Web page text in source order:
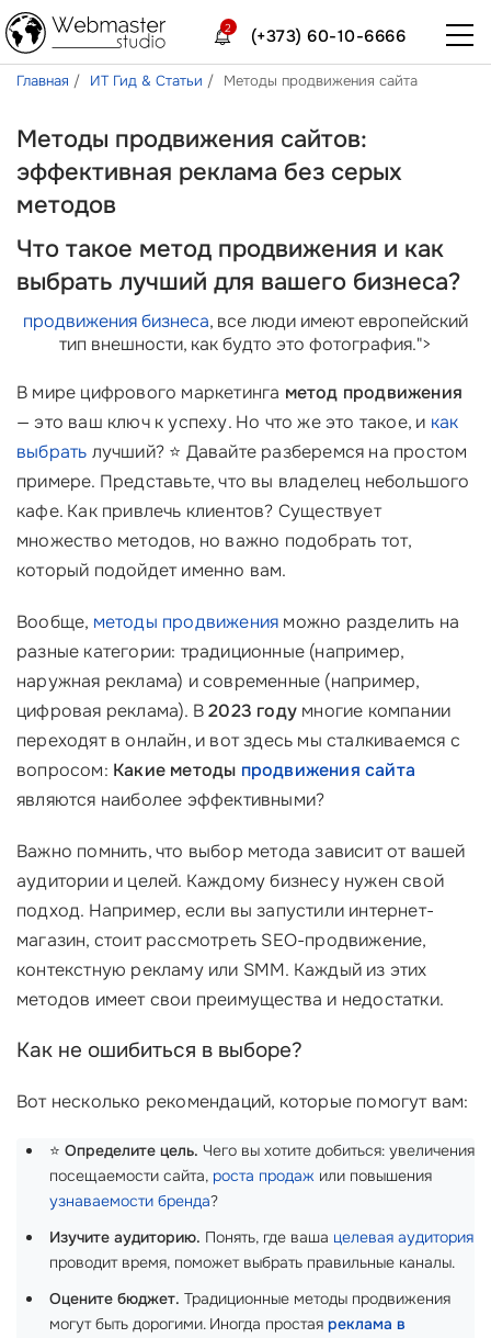
(+373) 60-10-6666
2
Главная ИТ Гид & Статьи Методы продвижения сайта
Методы продвижения сайтов:
эффективная реклама без серых
методов
Что такое метод продвижения и как
выбрать лучший для вашего бизнеса?
продвижения бизнеса, все люди имеют европейский
тип внешности, как будто это фотография.">
В мире цифрового маркетинга метод продвижения
— это ваш ключ к успеху. Но что же это такое, и как
выбрать лучший? ⭐ Давайте разберемся на простом
примере. Представьте, что вы владелец небольшого
кафе. Как привлечь клиентов? Существует
множество методов, но важно подобрать тот,
который подойдет именно вам.
Вообще, методы продвижения можно разделить на
разные категории: традиционные (например,
наружная реклама) и современные (например,
цифровая реклама). В2023 году многие компании
переходят в онлайн, и вот здесь мы сталкиваемся с
вопросом: Какие методы продвижения сайта
являются наиболее эффективными?
Важно помнить, что выбор метода зависит от вашей
аудитории и целей. Каждому бизнесу нужен свой
подход. Например, если вы запустили интернет-
магазин, стоит рассмотреть SEO-продвижение,
контекстную рекламу или SMM. Каждый из этих
методов имеет свои преимущества и недостатки.
Как не ошибиться в выборе?
Вот несколько рекомендаций, которые помогут вам:
⭐ Определите цель. Чего вы хотите добиться: увеличения
посещаемости сайта, роста продаж или повышения
узнаваемости бренда?
Изучите аудиторию. Понять, где ваша целевая аудитория
проводит время, поможет выбрать правильные каналы.
Оцените бюджет. Традиционные методы продвижения
могут быть дорогими. Иногда простая реклама в